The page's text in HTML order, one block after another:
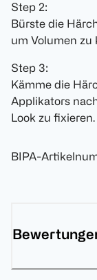
Step 2:
Bürste die
um Volumen zu
Step 3:
Kämme die
Applikators
Look zu fixieren.
BIPA-